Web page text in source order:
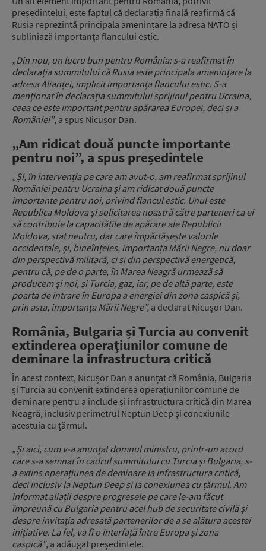
președintelui, este faptul că declarația finală reafirmă că
Rusia reprezintă principala amenințare la adresa NATO și
subliniază importanța flancului estic.
„Din nou, un lucru bun pentru România: s-a reafirmat în
declarația summitului că Rusia este principala amenințare la
adresa Alianței, implicit importanța flancului estic. S-a
menționat în declarația summitului sprijinul pentru Ucraina,
ceea ce este important pentru apărarea Europei, deci și a
României”, a spus Nicușor Dan.
„Am ridicat două puncte importante
pentru noi”, a spus președintele
„Și, în intervenția pe care am avut-o, am reafirmat sprijinul
României pentru Ucraina și am ridicat două puncte
importante pentru noi, privind flancul estic. Unul este
Republica Moldova și solicitarea noastră către parteneri ca ei
să contribuie la capacitățile de apărare ale Republicii
Moldova, stat neutru, dar care împărtășește valorile
occidentale, și, bineînțeles, importanța Mării Negre, nu doar
din perspectivă militară, ci și din perspectivă energetică,
pentru că, pe de o parte, în Marea Neagră urmează să
producem și noi, și Turcia, gaz, iar, pe de altă parte, este
poarta de intrare în Europa a energiei din zona caspică și,
prin asta, importanța Mării Negre”, a declarat Nicușor Dan.
România, Bulgaria și Turcia au convenit
extinderea operațiunilor comune de
deminare la infrastructura critică
În acest context, Nicușor Dan a anunțat că România, Bulgaria
și Turcia au convenit extinderea operațiunilor comune de
deminare pentru a include și infrastructura critică din Marea
Neagră, inclusiv perimetrul Neptun Deep și conexiunile
acestuia cu țărmul.
„Și aici, cum v-a anunțat domnul ministru, printr-un acord
care s-a semnat în cadrul summitului cu Turcia și Bulgaria, s-
a extins operațiunea de deminare la infrastructura critică,
deci inclusiv la Neptun Deep și la conexiunea cu țărmul. Am
informat aliații despre progresele pe care le-am făcut
împreună cu Bulgaria pentru acel hub de securitate civilă și
despre invitația adresată partenerilor de a se alătura acestei
inițiative. La fel, va fi o interfață între Europa și zona
caspică”, a adăugat președintele.